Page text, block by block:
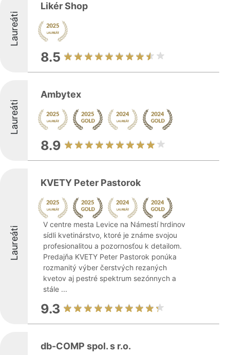
Laureáti
Likér Shop
8.5
Laureáti
Ambytex
8.9
Laureáti
KVETY Peter Pastorok
V centre mesta Levice na Námestí hrdinov
sídli kvetinárstvo, ktoré je známe svojou
profesionalitou a pozornosťou k detailom.
Predajňa KVETY Peter Pastorok ponúka
rozmanitý výber čerstvých rezaných
kvetov aj pestré spektrum sezónnych a
stále ...
9.3
db-COMP spol. s r.o.